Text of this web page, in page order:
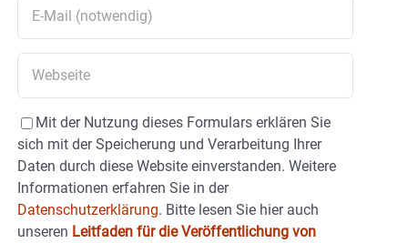
Mit der Nutzung dieses Formulars erklären Sie
sich mit der Speicherung und Verarbeitung Ihrer
Daten durch diese Website einverstanden. Weitere
Informationen erfahren Sie in der
Datenschutzerklärung. Bitte lesen Sie hier auch
unseren Leitfaden für die Veröffentlichung von